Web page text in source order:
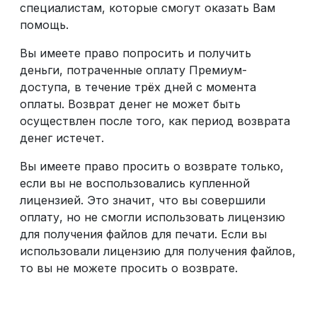
специалистам, которые смогут оказать Вам
помощь.
Вы имеете право попросить и получить
деньги, потраченные оплату Премиум-
доступа, в течение трёх дней с момента
оплаты. Возврат денег не может быть
осуществлен после того, как период возврата
денег истечет.
Вы имеете право просить о возврате только,
если вы не воспользовались купленной
лицензией. Это значит, что вы совершили
оплату, но не смогли использовать лицензию
для получения файлов для печати. Если вы
использовали лицензию для получения файлов,
то вы не можете просить о возврате.